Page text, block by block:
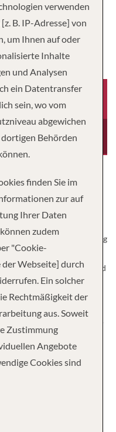
Besatzung
90
Unternehmen, das
Atle Brynestad.
und
Auch hat er im Jahre
bei der er zehn Jahre lang
deren Geschäftsführer
der Cunard Line Ltd. und
im Jahre 2001 gegründet
Mega-Jachten seither
der Kreuzfahrt-Branche
lautet: „Mit uns
segeln!“ Unser Antrieb
eine Segelerfahrung zu
noch übertrifft.
Lepisto, ist seit der
verwenden
B. IP-Adresse] von
um Ihnen auf oder
Inhalte
und Analysen
ein Datentransfer
sein, wo vom
abgewichen
Behörden
finden Sie im
zur auf
Ihrer Daten
zudem
"Cookie-
Webseite] durch
Ein solcher
Rechtmäßigkeit der
aus. Soweit
Zustimmung
Angebote
Cookies sind